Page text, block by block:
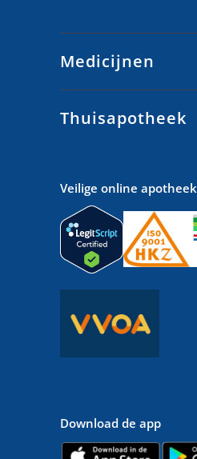
Medicijnen
Thuisapotheek
Veilige online apotheek
Download de app